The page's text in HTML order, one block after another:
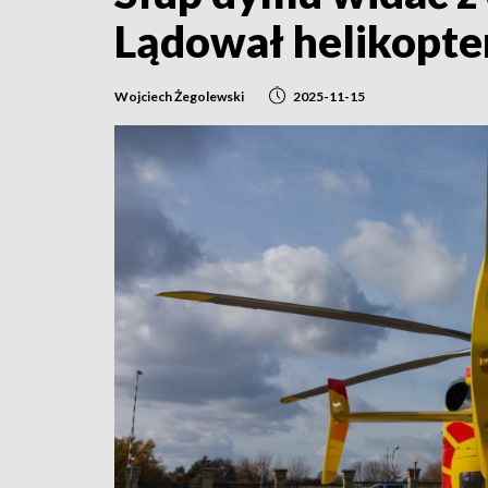
Lądował
Wojciech Żegolewski 2025-11-15